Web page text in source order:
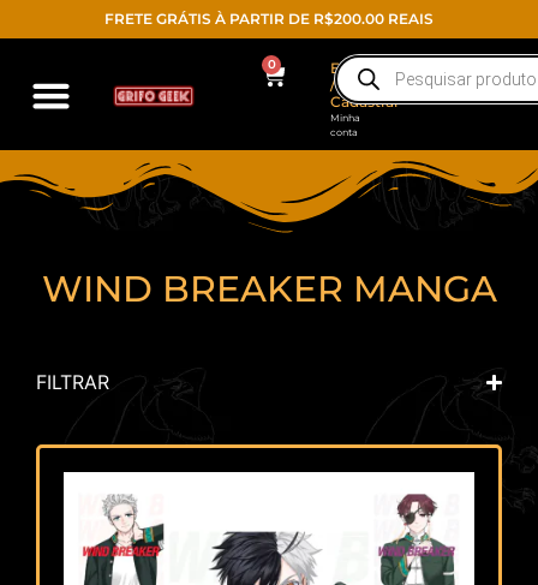
FRETE GRÁTIS À PARTIR DE R$200.00 REAIS
0
Entrar
/
Cadastrar
Minha
conta
WIND BREAKER MANGA
FILTRAR